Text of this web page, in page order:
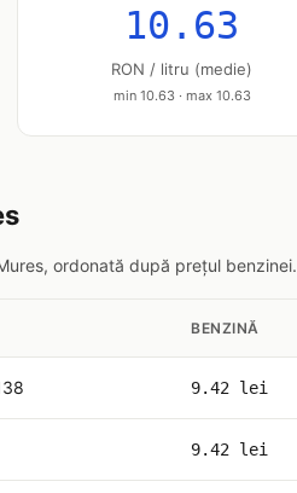
10.63
RON / litru (medie)
min 10.63 · max 10.63
ordonată după prețul benzinei.
BENZINĂ
9.42 lei
9.42 lei